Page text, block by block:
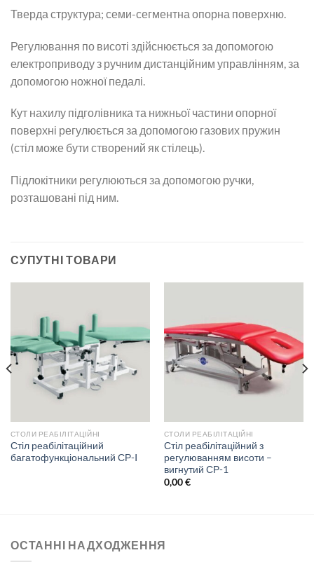
Тверда структура; семи-сегментна опорна поверхню.
Регулювання по висоті здійснюється за допомогою
електроприводу з ручним дистанційним управлінням, за
допомогою ножної педалі.
Кут нахилу підголівника та нижньої частини опорної
поверхні регулюється за допомогою газових пружин
(стіл може бути створений як стілець).
Підлокітники регулюються за допомогою ручки,
розташовані під ним.
СУПУТНІ ТОВАРИ
СТОЛИ РЕАБІЛІТАЦІЙНІ
Стіл реабілітаційний
багатофункціональний СР-I
СТОЛИ РЕАБІЛІТАЦІЙНІ
Стіл реабілітаційний з
регулюванням висоти –
вигнутий СР-1
0,00€
ОСТАННІ НАДХОДЖЕННЯ